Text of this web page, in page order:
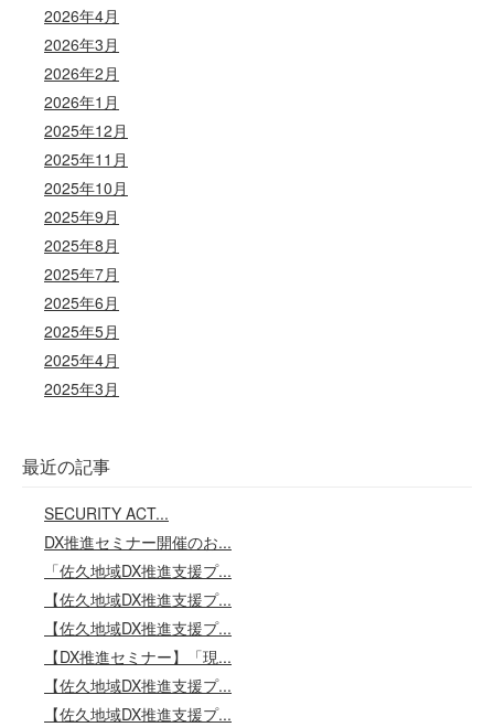
2026年4月
2026年3月
2026年2月
2026年1月
2025年12月
2025年11月
2025年10月
2025年9月
2025年8月
2025年7月
2025年6月
2025年5月
2025年4月
2025年3月
最近の記事
SECURITY ACT...
DX推進セミナー開催のお...
「佐久地域DX推進支援プ...
【佐久地域DX推進支援プ...
【佐久地域DX推進支援プ...
【DX推進セミナー】「現...
【佐久地域DX推進支援プ...
【佐久地域DX推進支援プ...